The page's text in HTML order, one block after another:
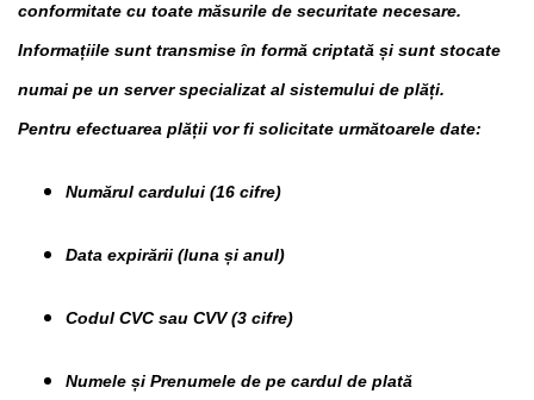
conformitate cu toate măsurile de securitate necesare.
Informațiile sunt transmise în formă criptată și sunt stocate
numai pe un server specializat al sistemului de plăți.
Pentru efectuarea plății vor fi solicitate următoarele date:
Numărul cardului (16 cifre)
Data expirării (luna și anul)
Codul CVC sau CVV (3 cifre)
Numele și Prenumele de pe cardul de plată